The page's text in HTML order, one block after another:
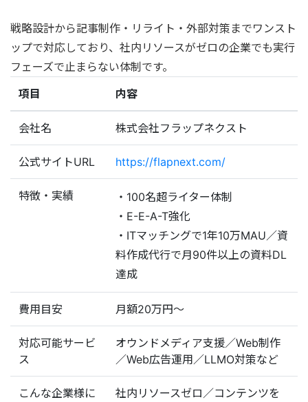
戦略設計から記事制作・リライト・外部対策までワンスト
ップで対応しており、社内リソースがゼロの企業でも実行
フェーズで止まらない体制です。
項目
内容
会社名 株式会社フラップネクスト
公式サイトURL https://flapnext.com/
特徴・実績
・100名超ライター体制
・E-E-A-T強化
・ITマッチングで1年10万MAU／資
料作成代行で月90件以上の資料DL
達成
費用目安 月額20万円〜
対応可能サービ
ス
オウンドメディア支援／Web制作
／Web広告運用／LLMO対策など
こんな企業様に
社内リソースゼロ／コンテンツを